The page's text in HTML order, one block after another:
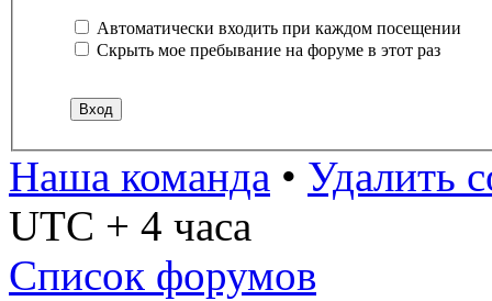
Автоматически входить при каждом посещении
Скрыть мое пребывание на форуме в этот раз
Наша команда • Удалить
UTC + 4 часа
Список форумов